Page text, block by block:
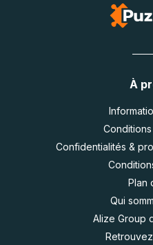
À
Confidentialités &
Plan
Qui
Alize Group